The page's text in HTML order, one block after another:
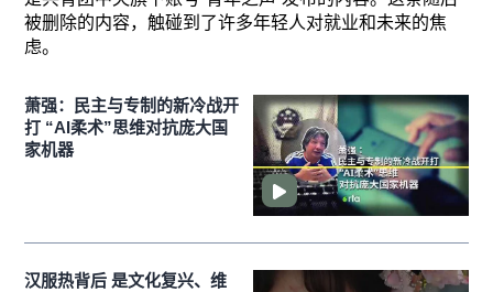
被删除的内容，触碰到了许多年轻人对就业和未来的焦
虑。
萧强：民主与专制的新冷战开
打 “AI柔术”思维对抗庞大国
家机器
汉服热背后 是文化复兴、维